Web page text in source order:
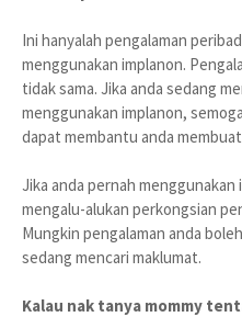
Ini hanyalah pengalaman
menggunakan implanon.
tidak sama. Jika anda sedang
menggunakan implanon,
dapat membantu anda
Jika anda pernah
mengalu-alukan perkongsian
Mungkin pengalaman anda
sedang mencari maklumat.
Kalau nak tanya mommy